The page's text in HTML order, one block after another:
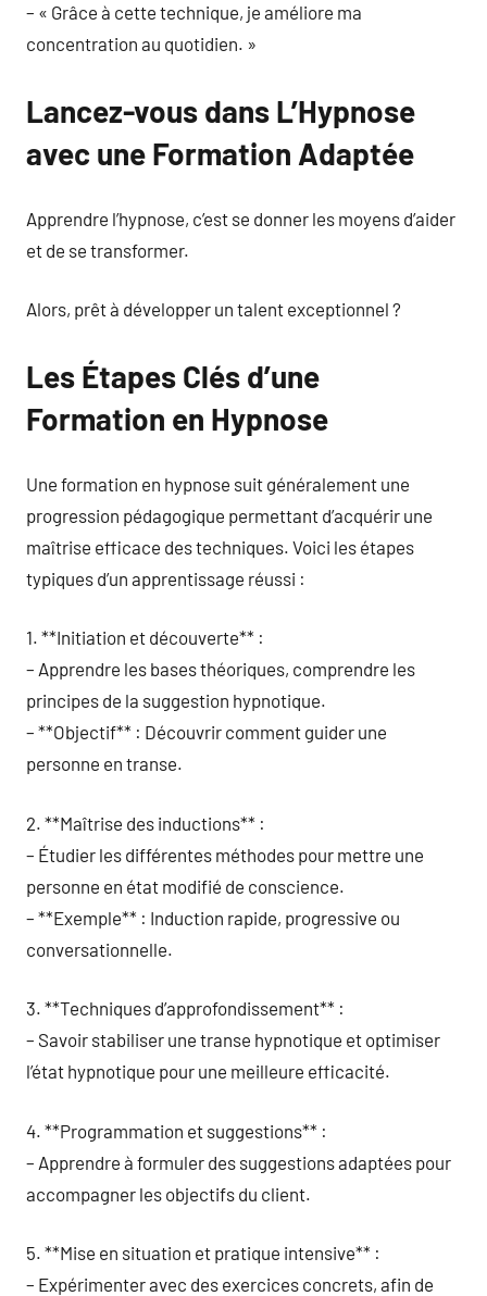
– « Grâce à cette technique, je améliore ma
concentration au quotidien. »
Lancez-vous dans L’Hypnose
avec une Formation Adaptée
Apprendre l’hypnose, c’est se donner les moyens d’aider
et de se transformer.
Alors, prêt à développer un talent exceptionnel ?
Les Étapes Clés d’une
Formation en Hypnose
Une formation en hypnose suit généralement une
progression pédagogique permettant d’acquérir une
maîtrise efficace des techniques. Voici les étapes
typiques d’un apprentissage réussi :
1. **Initiation et découverte** :
– Apprendre les bases théoriques, comprendre les
principes de la suggestion hypnotique.
– **Objectif** : Découvrir comment guider une
personne en transe.
2. **Maîtrise des inductions** :
– Étudier les différentes méthodes pour mettre une
personne en état modifié de conscience.
– **Exemple** : Induction rapide, progressive ou
conversationnelle.
3. **Techniques d’approfondissement** :
– Savoir stabiliser une transe hypnotique et optimiser
l’état hypnotique pour une meilleure efficacité.
4. **Programmation et suggestions** :
– Apprendre à formuler des suggestions adaptées pour
accompagner les objectifs du client.
5. **Mise en situation et pratique intensive** :
– Expérimenter avec des exercices concrets, afin de